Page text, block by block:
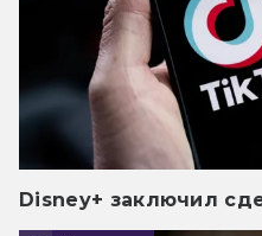
Disney+ заключил